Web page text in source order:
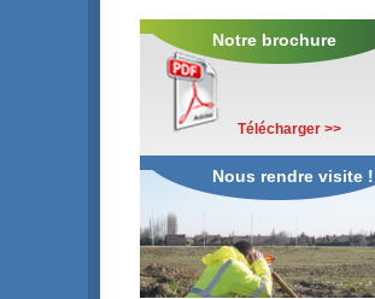
Notre brochure
Télécharger >>
Nous rendre visite !